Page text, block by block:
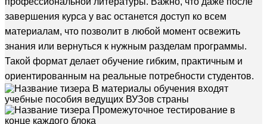
завершения курса у вас останется доступ ко всем
материалам, что позволит в любой момент освежить
знания или вернуться к нужным разделам программы.
Такой формат делает обучение гибким, практичным и
ориентированным на реальные потребности студентов.
В материалы обучения входят
учебные пособия ведущих ВУЗов страны
Промежуточное тестирование в
конце каждого блока